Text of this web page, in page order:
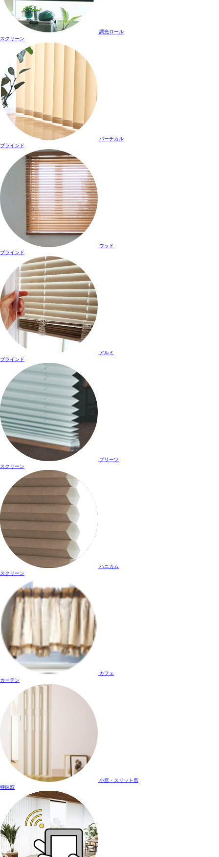
調光ロール
スクリーン
バーチカル
ブラインド
ウッド
ブラインド
アルミ
ブラインド
プリーツ
スクリーン
ハニカム
スクリーン
カフェ
カーテン
小窓・スリット窓
特殊窓